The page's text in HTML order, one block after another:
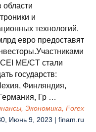
области
и
технологий.
евро предоставят
ME/CT стали
государств:
Финляндия,
Гр …
Экономика, Forex
Июнь 9, 2023 | finam.ru